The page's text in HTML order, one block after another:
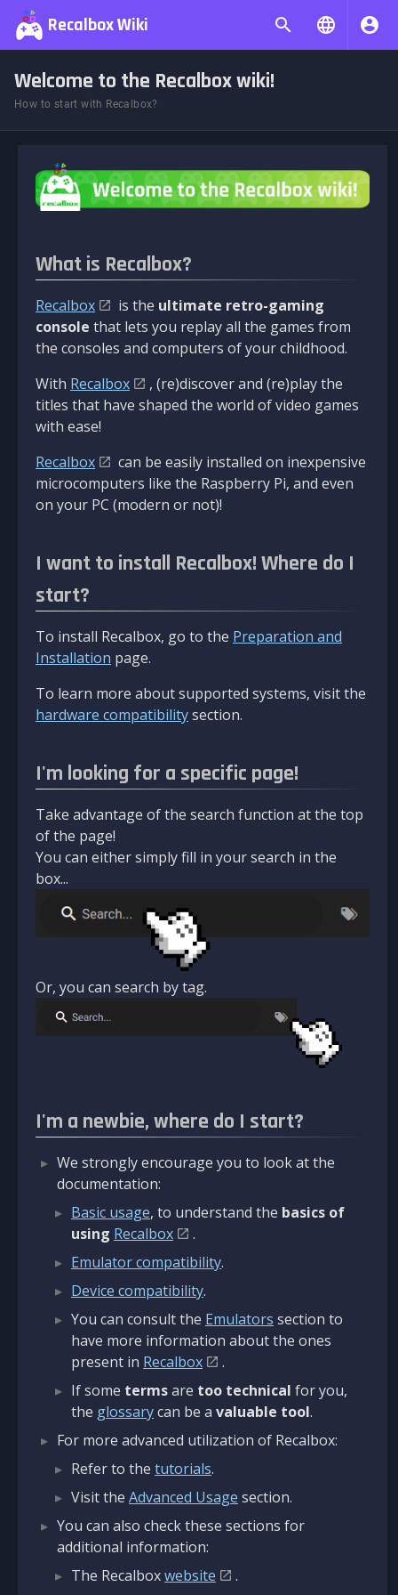
Recalbox Wiki
Welcome to the Recalbox wiki!
How to start with Recalbox?
What is Recalbox?
Recalbox is the ultimate retro-gaming
console that lets you replay all the games from
the consoles and computers of your childhood.
With Recalbox
, (re)discover and (re)play the
titles that have shaped the world of video games
with ease!
Recalbox
can be easily installed on inexpensive
microcomputers like the Raspberry Pi, and even
on your PC (modern or not)!
I want to install Recalbox! Where do I
start?
To install Recalbox, go to the Preparation and
Installation page.
To learn more about supported systems, visit the
hardware compatibilitysection.
I'm looking for a specific page!
Take advantage of the search function at the top
of the page!
You can either simply fill in your search in the
box...
Or, you can search by tag.
I'm a newbie, where do I start?
We strongly encourage you to look at the
documentation:
Basic usage, to understand the basics of
using Recalbox
.
Emulator compatibility.
Device compatibility.
You can consult the Emulators section to
have more information about the ones
present in Recalbox
.
If some termsare too technical for you,
the glossarycan be a valuable tool.
For more advanced utilization of Recalbox:
Refer to the tutorials.
Visit the Advanced Usage section.
You can also check these sections for
additional information:
The Recalboxwebsite
.